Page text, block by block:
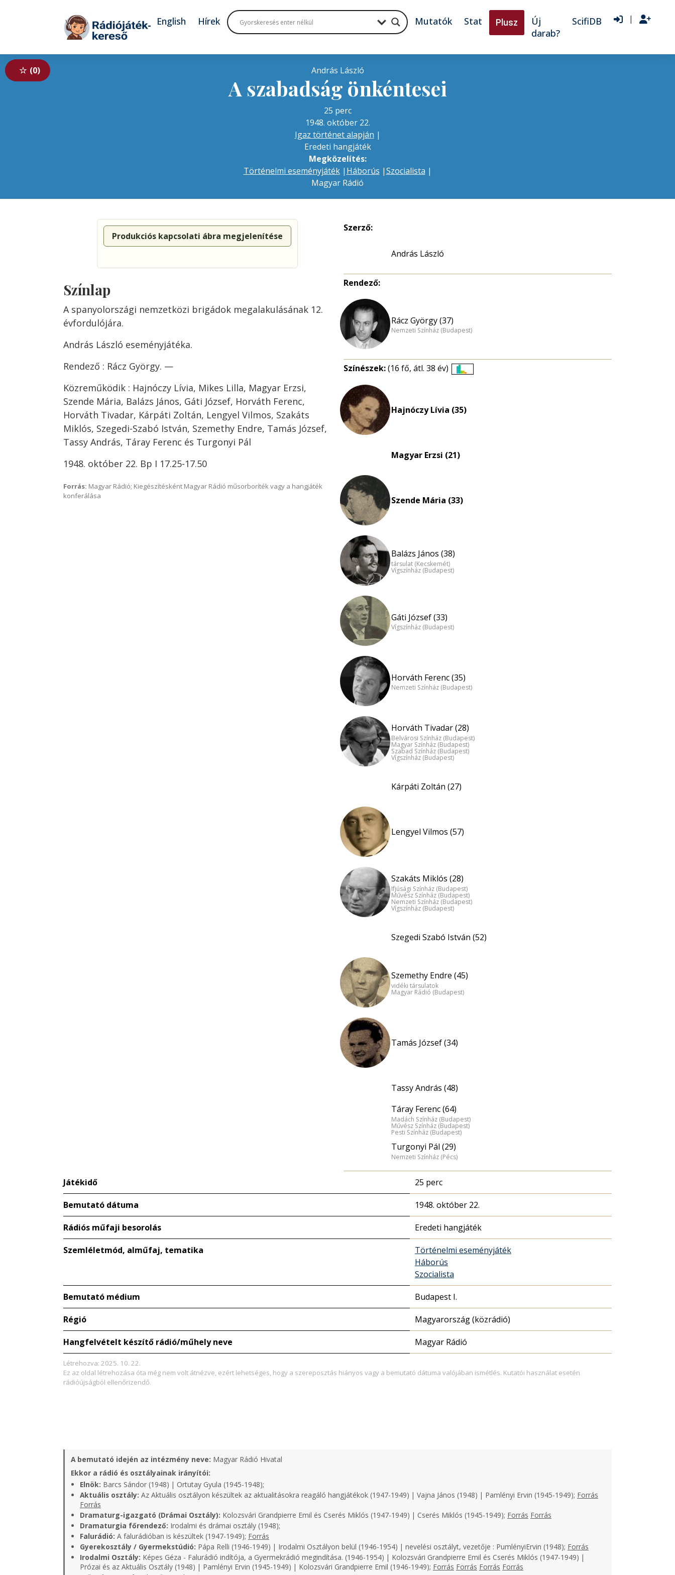
Tovább a tartalomhoz
English Hírek Mutatók Stat Plusz
Új
darab?
ScifiDB |
0 András László
A szabadság önkéntesei
25 perc
1948. október 22.
Igaz történet alapján |
Eredeti hangjáték
Megközelítés:
Történelmi eseményjáték| Háborús |Szocialista |
Magyar Rádió
Produkciós kapcsolati ábra megjelenítése
Színlap
A spanyolországi nemzetközi brigádok megalakulásának 12.
évfordulójára.
András László eseményjátéka.
Rendező : Rácz György. —
Közreműködik : Hajnóczy Lívia, Mikes Lilla, Magyar Erzsi,
Szende Mária, Balázs János, Gáti József, Horváth Ferenc,
Horváth Tivadar, Kárpáti Zoltán, Lengyel Vilmos, Szakáts
Miklós, Szegedi-Szabó István, Szemethy Endre, Tamás József,
Tassy András, Táray Ferenc és Turgonyi Pál
1948. október 22. Bp I 17.25-17.50
Forrás: Magyar Rádió; Kiegészítésként Magyar Rádió műsorboríték vagy a hangjáték
konferálása
Szerző:
András László
Rendező:
Rácz György (37)
Nemzeti Színház (Budapest)
Színészek:(16 fő, átl. 38 év)
Hajnóczy Lívia (35)
Magyar Erzsi (21)
Szende Mária (33)
Balázs János (38)
társulat (Kecskemét)
Vígszínház (Budapest)
Gáti József (33)
Vígszínház (Budapest)
Horváth Ferenc (35)
Nemzeti Színház (Budapest)
Horváth Tivadar (28)
Belvárosi Színház (Budapest)
Magyar Színház (Budapest)
Szabad Színház (Budapest)
Vígszínház (Budapest)
Kárpáti Zoltán (27)
Lengyel Vilmos (57)
Szakáts Miklós (28)
Ifjúsági Színház (Budapest)
Művész Színház (Budapest)
Nemzeti Színház (Budapest)
Vígszínház (Budapest)
Szegedi Szabó István (52)
Szemethy Endre (45)
vidéki társulatok
Magyar Rádió (Budapest)
Tamás József (34)
Tassy András (48)
Táray Ferenc (64)
Madách Színház (Budapest)
Művész Színház (Budapest)
Pesti Színház (Budapest)
Turgonyi Pál (29)
Nemzeti Színház (Pécs)
Játékidő 25 perc
Bemutató dátuma 1948. október 22.
Rádiós műfaji besorolás Eredeti hangjáték
Szemléletmód, alműfaj, tematika
Történelmi eseményjáték
Háborús
Szocialista
Bemutató médium Budapest I.
Régió Magyarország (közrádió)
Hangfelvételt készítő rádió/műhely neve Magyar Rádió
Létrehozva: 2025. 10. 22.
Ez az oldal létrehozása óta még nem volt átnézve, ezért lehetséges, hogy a szereposztás hiányos vagy a bemutató dátuma valójában ismétlés. Kutatói használat esetén
rádióújságból ellenőrizendő.
A bemutató idején az intézmény neve: Magyar Rádió Hivatal
Ekkor a rádió és osztályainak irányítói:
Elnök: Barcs Sándor (1948) | Ortutay Gyula (1945-1948);
Aktuális osztály: Az Aktuális osztályon készültek az aktualitásokra reagáló hangjátékok (1947-1949) | Vajna János (1948) | Pamlényi Ervin (1945-1949); Forrás
Forrás
Dramaturg-igazgató (Drámai Osztály): Kolozsvári Grandpierre Emil és Cserés Miklós (1947-1949) | Cserés Miklós (1945-1949); Forrás Forrás
Dramaturgia főrendező: Irodalmi és drámai osztály (1948);
Falurádió: A falurádióban is készültek (1947-1949); Forrás
Gyerekosztály / Gyermekstúdió: Pápa Relli (1946-1949) | Irodalmi Osztályon belül (1946-1954) | nevelési osztályt, vezetője : PumlényiErvin (1948); Forrás
Irodalmi Osztály: Képes Géza - Falurádió indítója, a Gyermekrádió megindítása. (1946-1954) | Kolozsvári Grandpierre Emil és Cserés Miklós (1947-1949) |
Prózai és az Aktuális Osztály (1948) | Pamlényi Ervin (1945-1949) | Kolozsvári Grandpierre Emil (1946-1949); Forrás Forrás Forrás Forrás